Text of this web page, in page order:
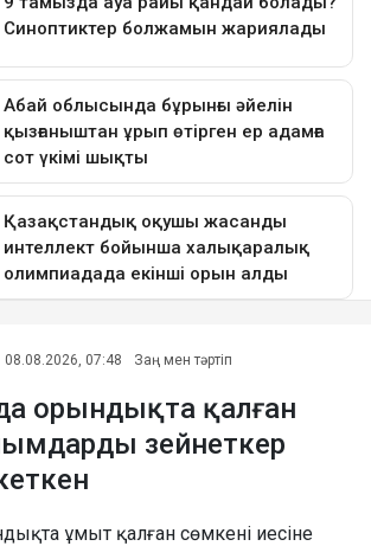
08.08.2026, 07:48 Заң мен тәртіп
орындықта қалған
зейнеткер
ұмыт қалған сөмкені иесіне